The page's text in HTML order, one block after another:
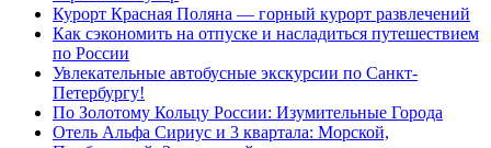
Курорт Красная Поляна — горный курорт развлечений
Как сэкономить на отпуске и насладиться путешествием
по России
Увлекательные автобусные экскурсии по Санкт-
Петербургу!
По Золотому Кольцу России: Изумительные Города
Отель Альфа Сириус и 3 квартала: Морской,